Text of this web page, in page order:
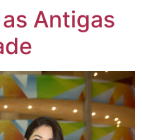
Antigas